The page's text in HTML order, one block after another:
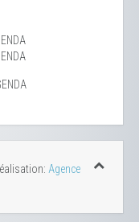
Agence